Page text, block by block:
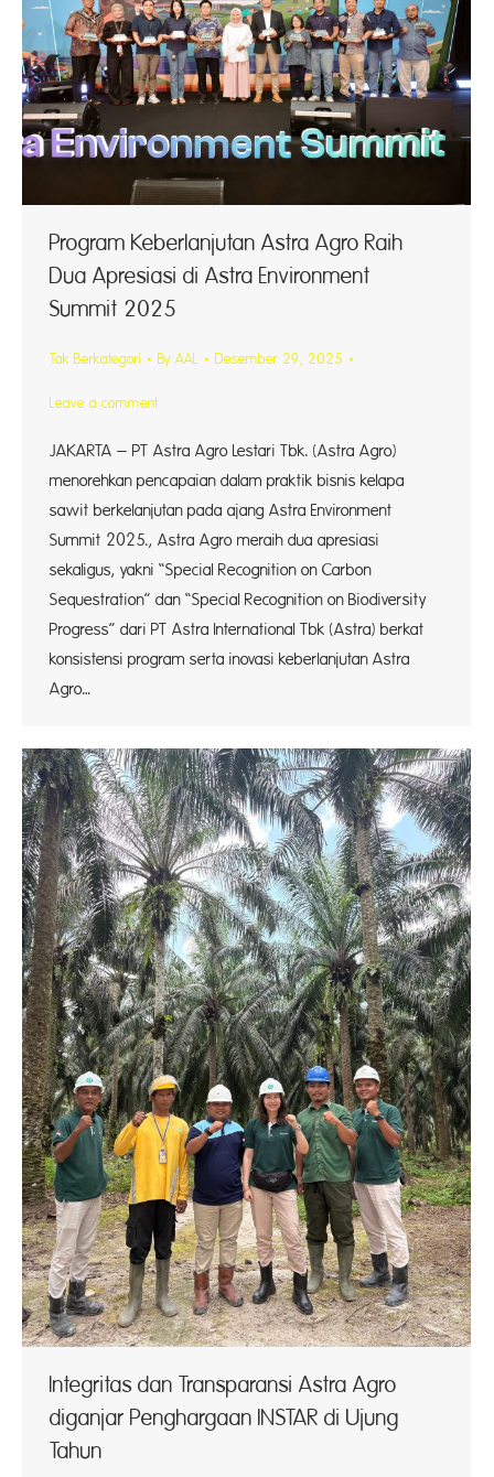
Program Keberlanjutan Astra Agro Raih
Dua Apresiasi di Astra Environment
Summit 2025
Tak Berkategori By AAL Desember 29, 2025
Leave a comment
JAKARTA – PT Astra Agro Lestari Tbk. (Astra Agro)
menorehkan pencapaian dalam praktik bisnis kelapa
sawit berkelanjutan pada ajang Astra Environment
Summit 2025., Astra Agro meraih dua apresiasi
sekaligus, yakni “Special Recognition on Carbon
Sequestration” dan “Special Recognition on Biodiversity
Progress” dari PT Astra International Tbk (Astra) berkat
konsistensi program serta inovasi keberlanjutan Astra
Agro…
⁠Integritas dan Transparansi Astra Agro
diganjar Penghargaan INSTAR di Ujung
Tahun